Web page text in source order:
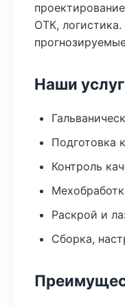
ОТК,
Наши
Подготовка
Контроль
Раскрой и
Сборка,